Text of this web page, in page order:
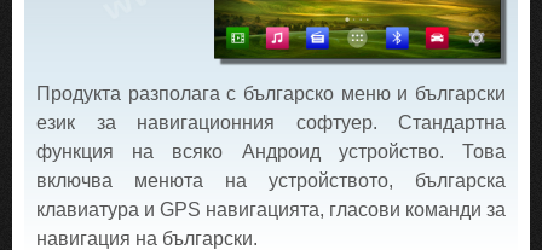
Продукта разполага с българско меню и български
език за навигационния софтуер. Стандартна
функция на всяко Андроид устройство. Това
включва менюта на устройството, българска
клавиатура и GPS навигацията, гласови команди за
навигация на български.